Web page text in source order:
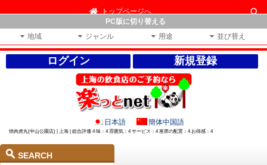
トップページへ
PC版に切り替える
地域
ジャンル 用途 並び替え
ログイン 新規登録
日本語 簡体中国語
焼肉虎丸(中山公園店) | 上海 | 総合評価 4 味：4 雰囲気：4 サービス：4 座席の配置：4 お得感：4
SEARCH